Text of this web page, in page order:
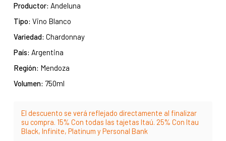
Productor: Andeluna
Tipo: Vino Blanco
Variedad: Chardonnay
País: Argentina
Región: Mendoza
Volumen: 750ml
El descuento se verá reflejado directamente al finalizar
su compra. 15% Con todas las tajetas Itaú. 25% Con Itau
Black, Infinite, Platinum y Personal Bank